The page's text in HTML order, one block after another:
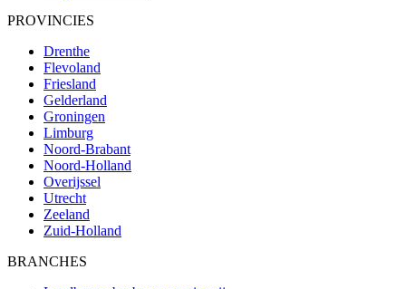
PROVINCIES
Drenthe
Flevoland
Friesland
Gelderland
Groningen
Limburg
Noord-Brabant
Noord-Holland
Overijssel
Utrecht
Zeeland
Zuid-Holland
BRANCHES